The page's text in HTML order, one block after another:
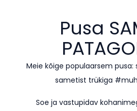
Pusa
Meie kõige populaarsem
sametist trükiga
Soe ja vastupidav